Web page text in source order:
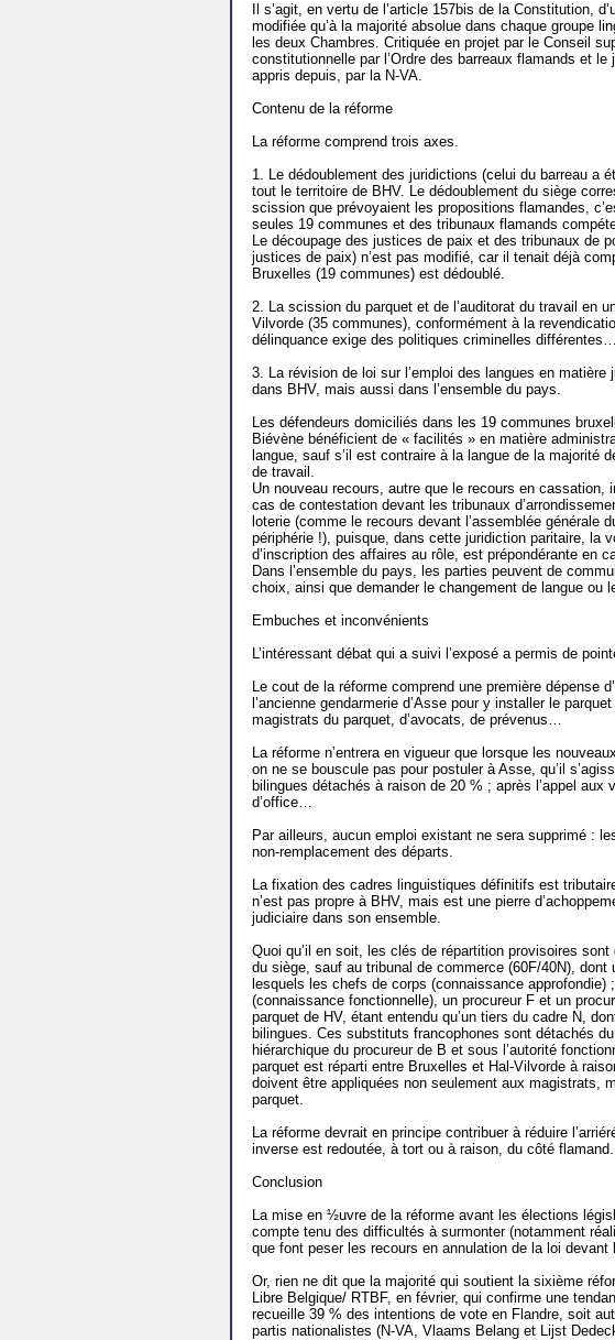
Il s’agit, en vertu de l’article 157bis de la Constitution,
modifiée qu’à la majorité absolue dans chaque groupe
les deux Chambres. Critiquée en projet par le Conseil
constitutionnelle par l’Ordre des barreaux flamands et
appris depuis, par la N-VA.
Contenu de la réforme
La réforme comprend trois axes.
1. Le dédoublement des juridictions (celui du barreau a
tout le territoire de BHV. Le dédoublement du siège
scission que prévoyaient les propositions flamandes,
seules 19 communes et des tribunaux flamands
Le découpage des justices de paix et des tribunaux de
justices de paix) n’est pas modifié, car il tenait déjà
Bruxelles (19 communes) est dédoublé.
2. La scission du parquet et de l’auditorat du travail en
Vilvorde (35 communes), conformément à la
délinquance exige des politiques criminelles différentes…
3. La révision de loi sur l’emploi des langues en
dans BHV, mais aussi dans l’ensemble du pays.
Les défendeurs domiciliés dans les 19 communes
Biévène bénéficient de « facilités » en matière
langue, sauf s’il est contraire à la langue de la majorité
de travail.
Un nouveau recours, autre que le recours en
cas de contestation devant les tribunaux
loterie (comme le recours devant l’assemblée générale
périphérie !), puisque, dans cette juridiction paritaire, la
d’inscription des affaires au rôle, est prépondérante en
Dans l’ensemble du pays, les parties peuvent de
choix, ainsi que demander le changement de langue ou
Embuches et inconvénients
L’intéressant débat qui a suivi l’exposé a permis de
Le cout de la réforme comprend une première dépense
l’ancienne gendarmerie d’Asse pour y installer le
magistrats du parquet, d’avocats, de prévenus…
La réforme n’entrera en vigueur que lorsque les
on ne se bouscule pas pour postuler à Asse, qu’il
bilingues détachés à raison de 20 % ; après l’appel
d’office…
Par ailleurs, aucun emploi existant ne sera supprimé :
non-remplacement des départs.
La fixation des cadres linguistiques définitifs est
n’est pas propre à BHV, mais est une pierre
judiciaire dans son ensemble.
Quoi qu’il en soit, les clés de répartition provisoires
du siège, sauf au tribunal de commerce (60F/40N),
lesquels les chefs de corps (connaissance
(connaissance fonctionnelle), un procureur F et un
parquet de HV, étant entendu qu’un tiers du cadre N,
bilingues. Ces substituts francophones sont détachés
hiérarchique du procureur de B et sous l’autorité
parquet est réparti entre Bruxelles et Hal-Vilvorde à
doivent être appliquées non seulement aux magistrats,
parquet.
La réforme devrait en principe contribuer à réduire
inverse est redoutée, à tort ou à raison, du côté flamand.
Conclusion
La mise en ½uvre de la réforme avant les élections
compte tenu des difficultés à surmonter (notamment
que font peser les recours en annulation de la loi devant
Or, rien ne dit que la majorité qui soutient la sixième
Libre Belgique/ RTBF, en février, qui confirme une
recueille 39 % des intentions de vote en Flandre, soit
partis nationalistes (N-VA, Vlaams Belang et Lijst